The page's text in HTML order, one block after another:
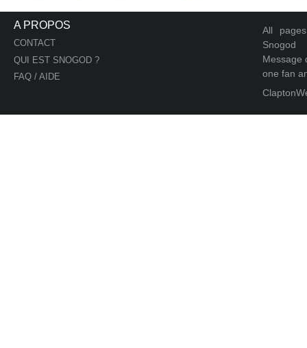
A PROPOS
CONTACT
QUI EST SNOGOD ?
FAQ / AIDE
All
Snogod
Message
one fan